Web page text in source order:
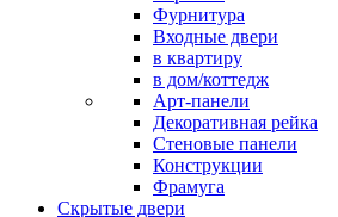
Фурнитура
Входные двери
в квартиру
в дом/коттедж
Арт-панели
Декоративная рейка
Стеновые панели
Конструкции
Фрамуга
Скрытые двери